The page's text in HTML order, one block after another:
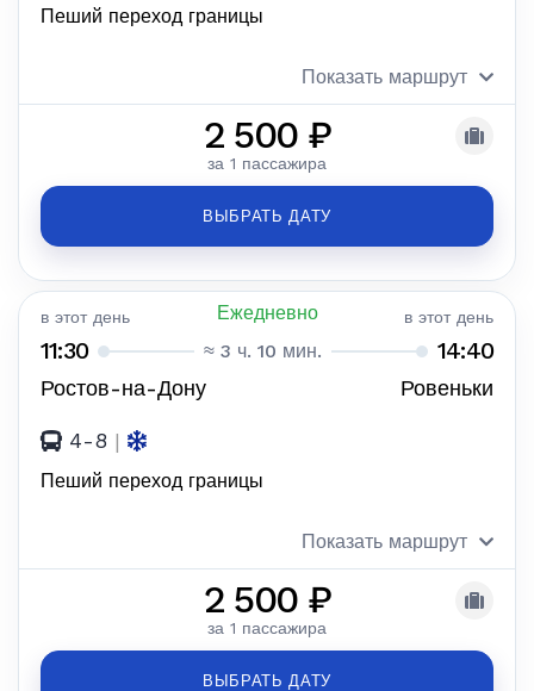
Пеший переход границы
Показать маршрут
2 500 ₽
за 1 пассажира
ВЫБРАТЬ ДАТУ
в этот день Ежедневно в этот день
11:30 ≈ 3 ч. 10 мин. 14:40
Ростов-на-Дону Ровеньки
4-8 |
Пеший переход границы
Показать маршрут
2 500 ₽
за 1 пассажира
ВЫБРАТЬ ДАТУ